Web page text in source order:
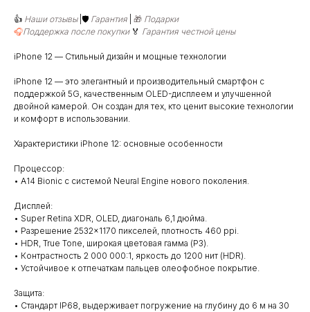
👍 Наши отзывы |🛡️ Гарантия 🎁 Подарки
🎧Поддержка после покупки 🏅 Гарантия честной цены
iPhone 12 — Стильный дизайн и мощные технологии
iPhone 12 — это элегантный и производительный смартфон с
поддержкой 5G, качественным OLED-дисплеем и улучшенной
двойной камерой. Он создан для тех, кто ценит высокие технологии
и комфорт в использовании.
Характеристики iPhone 12: основные особенности
Процессор:
• A14 Bionic с системой Neural Engine нового поколения.
Дисплей:
• Super Retina XDR, OLED, диагональ 6,1 дюйма.
• Разрешение 2532×1170 пикселей, плотность 460 ppi.
• HDR, True Tone, широкая цветовая гамма (P3).
• Контрастность 2 000 000:1, яркость до 1200 нит (HDR).
• Устойчивое к отпечаткам пальцев олеофобное покрытие.
Защита:
• Стандарт IP68, выдерживает погружение на глубину до 6 м на 30